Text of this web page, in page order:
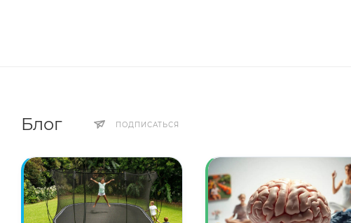
Блог ПОДПИСАТЬСЯ